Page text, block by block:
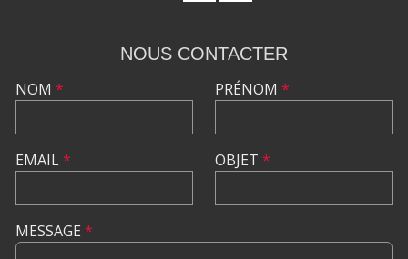
NOUS CONTACTER
NOM *
EMAIL*
PRÉNOM *
OBJET *
MESSAGE *